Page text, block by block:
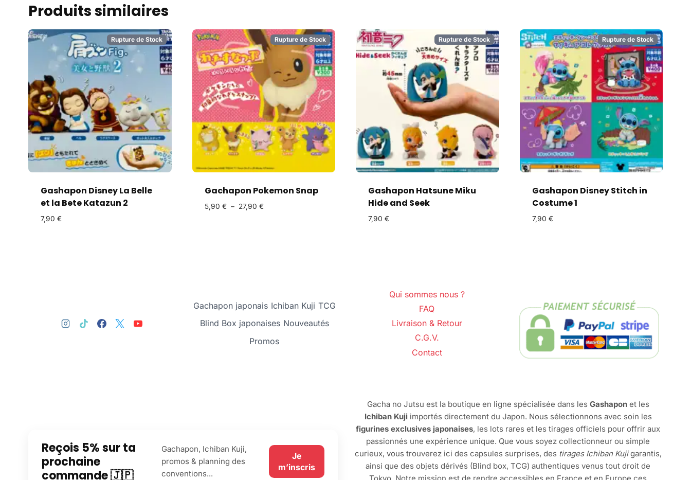
Produits similaires
Rupture de Stock
Gashapon Disney La Belle
et la Bete Katazun 2
7,90 €
Rupture de Stock
Gachapon Pokemon Snap
5,90 € – 27,90 €
Rupture de Stock
Gashapon Hatsune Miku
Hide and Seek
7,90 €
Rupture de Stock
Gashapon Disney Stitch in
Costume 1
7,90 €
Gachapon japonais Ichiban Kuji TCG
Blind Box japonaises Nouveautés
Promos
Qui sommes nous ?
FAQ
Livraison & Retour
C.G.V.
Contact
Reçois 5% sur ta
prochaine
commande 🇯🇵
Gachapon, Ichiban Kuji,
promos & planning des
conventions...
Je
m’inscris
Gacha no Jutsu est la boutique en ligne spécialisée dans les Gashaponet les
Ichiban Kujiimportés directement du Japon. Nous sélectionnons avec soin les
figurines exclusives japonaises, les lots rares et les tirages officiels pour offrir aux
passionnés une expérience unique. Que vous soyez collectionneur ou simple
curieux, vous trouverez ici des capsules surprises, des tirages Ichiban Kujigarantis,
ainsi que des objets dérivés (Blind box, TCG) authentiques venus tout droit de